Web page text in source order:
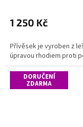
1 250 Kč
Přívěsek je vyroben z
úpravou rhodiem proti
DORUČENÍ
ZDARMA